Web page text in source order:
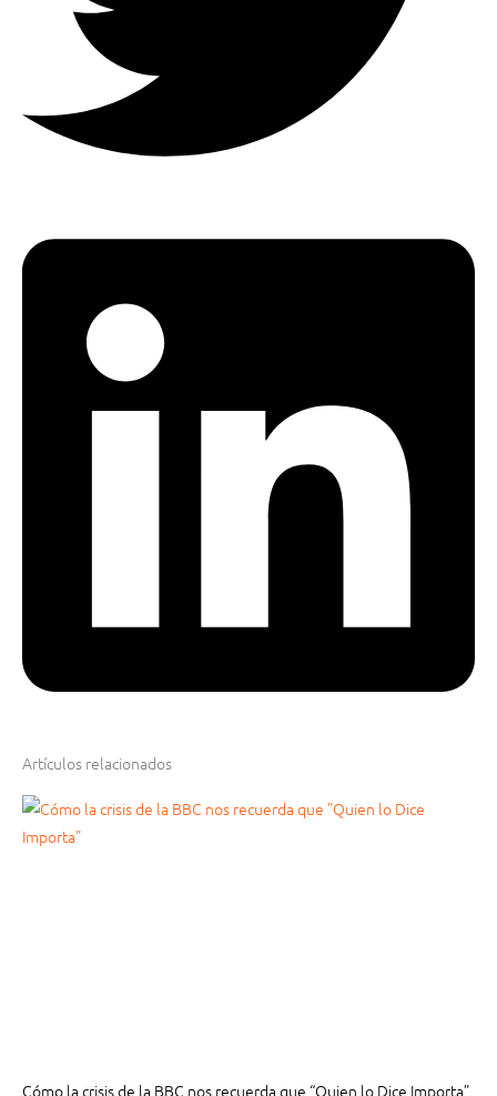
Artículos relacionados
Cómo la crisis de la BBC nos recuerda que “Quien lo Dice Importa”